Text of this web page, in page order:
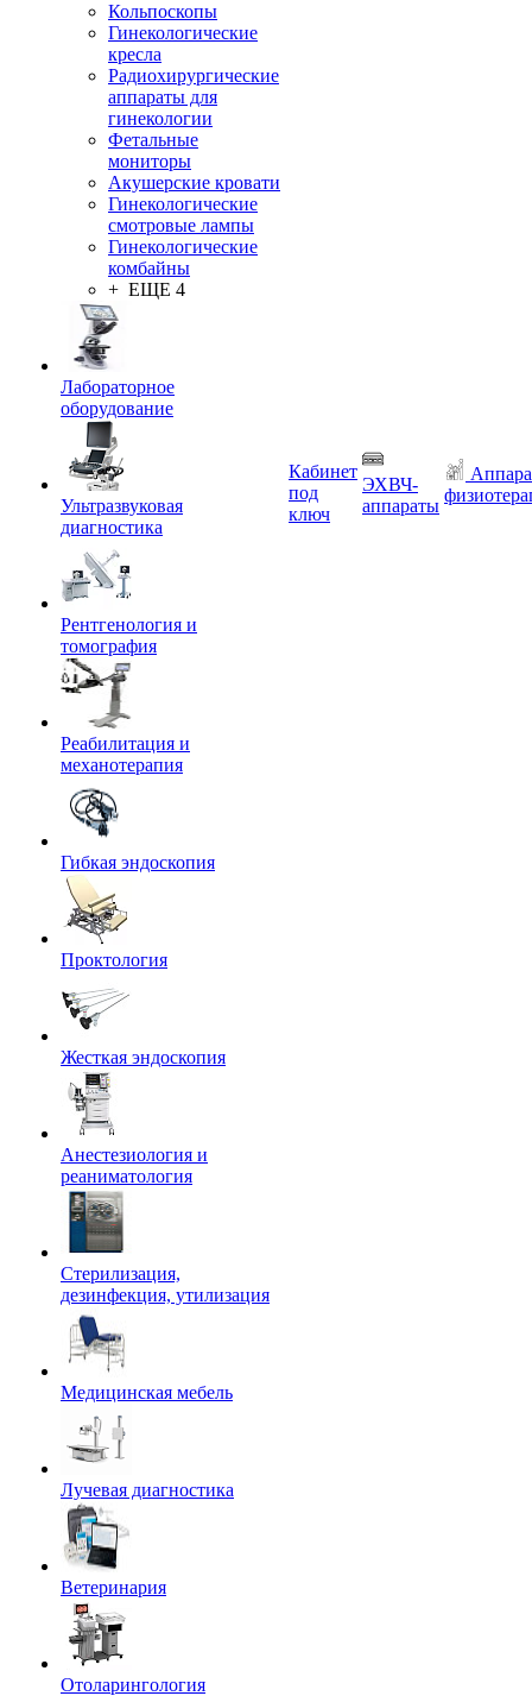
Кольпоскопы
Гинекологические
кресла
Радиохирургические
аппараты для
гинекологии
Фетальные
мониторы
Акушерские кровати
Гинекологические
смотровые лампы
Гинекологические
комбайны
+ ЕЩЕ 4
Лабораторное
оборудование
Ультразвуковая
диагностика
Рентгенология и
томография
Реабилитация и
механотерапия
Гибкая эндоскопия
Проктология
Жесткая эндоскопия
Анестезиология и
реаниматология
Стерилизация,
дезинфекция, утилизация
Медицинская мебель
Лучевая диагностика
Ветеринария
Отоларингология
Кабинет
под
ключ
ЭХВЧ-
аппараты